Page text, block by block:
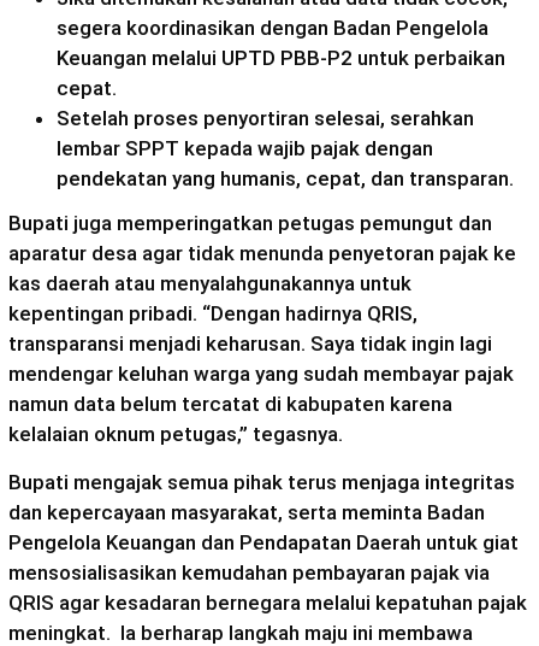
segera koordinasikan dengan Badan Pengelola
Keuangan melalui UPTD PBB‑P2 untuk perbaikan
cepat.
Setelah proses penyortiran selesai, serahkan
lembar SPPT kepada wajib pajak dengan
pendekatan yang humanis, cepat, dan transparan.
Bupati juga memperingatkan petugas pemungut dan
aparatur desa agar tidak menunda penyetoran pajak ke
kas daerah atau menyalahgunakannya untuk
kepentingan pribadi. “Dengan hadirnya QRIS,
transparansi menjadi keharusan. Saya tidak ingin lagi
mendengar keluhan warga yang sudah membayar pajak
namun data belum tercatat di kabupaten karena
kelalaian oknum petugas,” tegasnya.
Bupati mengajak semua pihak terus menjaga integritas
dan kepercayaan masyarakat, serta meminta Badan
Pengelola Keuangan dan Pendapatan Daerah untuk giat
mensosialisasikan kemudahan pembayaran pajak via
QRIS agar kesadaran bernegara melalui kepatuhan pajak
meningkat. Ia berharap langkah maju ini membawa